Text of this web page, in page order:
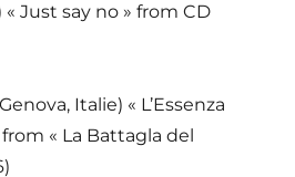
« Just say no » from CD
Italie) « L’Essenza
« La Battagla del